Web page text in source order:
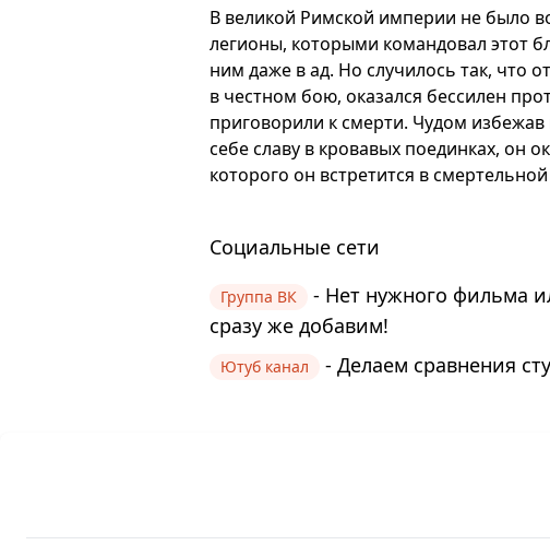
В великой Римской империи не было
легионы, которыми командовал этот
ним даже в ад. Но случилось так, что
в честном бою, оказался бессилен
приговорили к смерти. Чудом
себе славу в кровавых поединках, он
которого он встретится в
Социальные сети
Группа ВК
- Нет нужного фильма
сразу же добавим!
Ютуб канал - Делаем сравнения